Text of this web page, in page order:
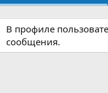
В профиле
сообщения.